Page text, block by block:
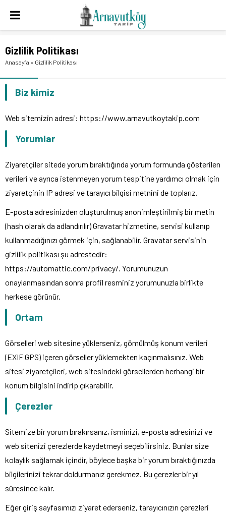
Gizlilik Politikası
Anasayfa » Gizlilik Politikası
Biz kimiz
Web sitemizin adresi: https://www.arnavutkoytakip.com
Yorumlar
Ziyaretçiler sitede yorum bıraktığında yorum formunda gösterilen
verileri ve ayrıca istenmeyen yorum tespitine yardımcı olmak için
ziyaretçinin IP adresi ve tarayıcı bilgisi metnini de toplarız.
E-posta adresinizden oluşturulmuş anonimleştirilmiş bir metin
(hash olarak da adlandırılır) Gravatar hizmetine, servisi kullanıp
kullanmadığınızı görmek için, sağlanabilir. Gravatar servisinin
gizlilik politikası şu adrestedir:
https://automattic.com/privacy/. Yorumunuzun
onaylanmasından sonra profil resminiz yorumunuzla birlikte
herkese görünür.
Ortam
Görselleri web sitesine yüklerseniz, gömülmüş konum verileri
(EXIF GPS) içeren görseller yüklemekten kaçınmalısınız. Web
sitesi ziyaretçileri, web sitesindeki görsellerden herhangi bir
konum bilgisini indirip çıkarabilir.
Çerezler
Sitemize bir yorum bırakırsanız, isminizi, e-posta adresinizi ve
web sitenizi çerezlerde kaydetmeyi seçebilirsiniz. Bunlar size
kolaylık sağlamak içindir, böylece başka bir yorum bıraktığınızda
bilgilerinizi tekrar doldurmanız gerekmez. Bu çerezler bir yıl
süresince kalır.
Eğer giriş sayfasımızı ziyaret ederseniz, tarayıcınızın çerezleri